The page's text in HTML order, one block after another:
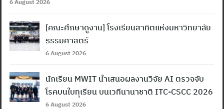
6 August 2026
[คณะศึกษาดูงาน] โรงเรียนสาทิตแห่งมหาวิทยาลัย
ธรรมศาสตร์
6 August 2026
นักเรียน MWIT นำเสนอผลงานวิจัย AI ตรวจจับ
โรคบนใบทุเรียน บนเวทีนานาชาติ ITC-CSCC 2026
6 August 2026